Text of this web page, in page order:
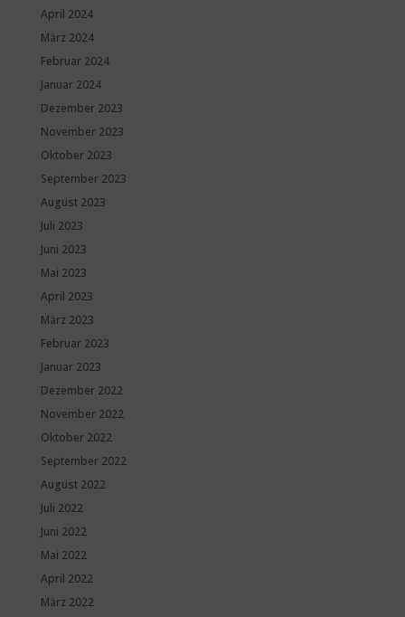
April 2024
März 2024
Februar 2024
Januar 2024
Dezember 2023
November 2023
Oktober 2023
September 2023
August 2023
Juli 2023
Juni 2023
Mai 2023
April 2023
März 2023
Februar 2023
Januar 2023
Dezember 2022
November 2022
Oktober 2022
September 2022
August 2022
Juli 2022
Juni 2022
Mai 2022
April 2022
März 2022